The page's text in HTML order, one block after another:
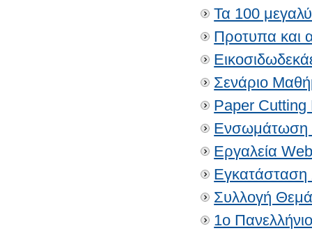
Τα 100
Προτυπα και
Σενάριο
Paper Cutting
Ενσωμάτωση
Εργαλεία
Εγκατάσταση
Συλλογή
1ο